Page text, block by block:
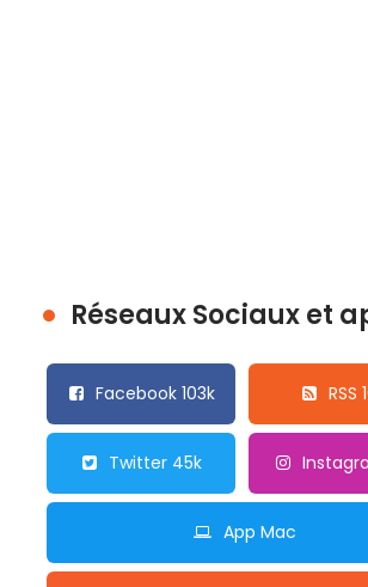
Réseaux Sociaux et
Facebook 103k RSS
Twitter 45k
App Mac